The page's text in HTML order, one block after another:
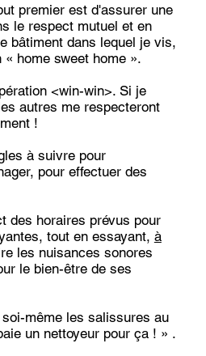
premier est d'assurer une
le respect mutuel et en
bâtiment dans lequel je vis,
home sweet home ».
<win-win>. Si je
autres me respecteront
!
à suivre pour
pour effectuer des
des horaires prévus pour
tout en essayant, à
les nuisances sonores
le bien-être de ses
même les salissures au
un nettoyeur pour ça ! » .